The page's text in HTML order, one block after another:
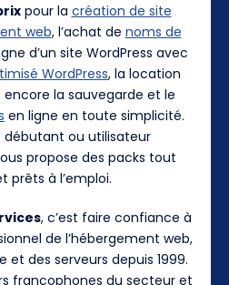
pour la création de site
web, l’achat de noms de
d’un site WordPress avec
WordPress, la location
encore la sauvegarde et le
en ligne en toute simplicité.
débutant ou utilisateur
propose des packs tout
prêts à l’emploi.
, c’est faire confiance à
de l’hébergement web,
des serveurs depuis 1999.
francophones du secteur et